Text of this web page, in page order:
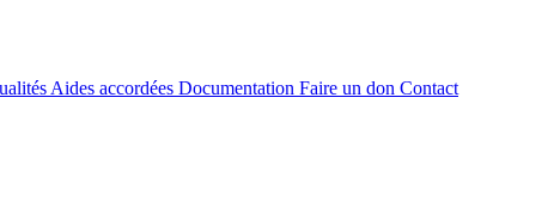
Aides accordées Documentation Faire un don Contact